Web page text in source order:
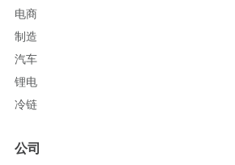
电商
制造
汽车
锂电
冷链
公司